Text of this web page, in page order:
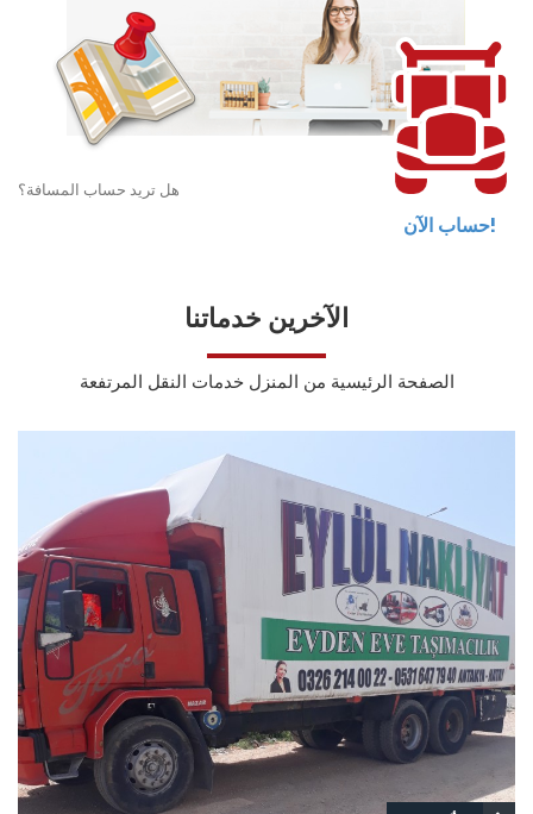
هل تريد حساب المسافة؟
حساب الآن!
الآخرين خدماتنا
الصفحة الرئيسية من المنزل خدمات النقل المرتفعة